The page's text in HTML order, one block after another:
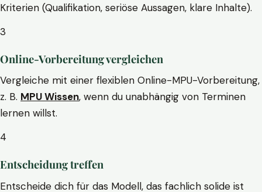
Kriterien (Qualifikation, seriöse Aussagen, klare Inhalte).
3
Online-Vorbereitung vergleichen
Vergleiche mit einer flexiblen Online-MPU-Vorbereitung,
z. B. MPU Wissen, wenn du unabhängig von Terminen
lernen willst.
4
Entscheidung treffen
Entscheide dich für das Modell, das fachlich solide ist